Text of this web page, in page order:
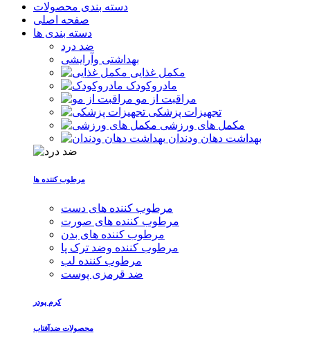
دسته بندی محصولات
صفحه اصلی
دسته بندی ها
ضد درد
بهداشتی وآرایشی
مکمل غذایی
مادروکودک
مراقبت از مو
تجهیزات پزشکی
مکمل های ورزشی
بهداشت دهان ودندان
مرطوب کننده ها
مرطوب کننده های دست
مرطوب کننده های صورت
مرطوب کننده های بدن
مرطوب کننده وضد ترک پا
مرطوب کننده لب
ضد قرمزی پوست
کرم پودر
محصولات ضدآفتاب